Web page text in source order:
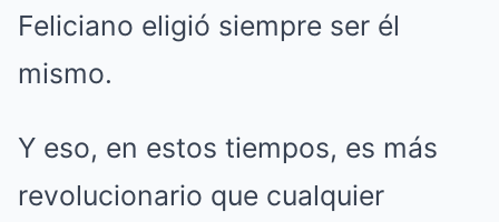
Feliciano eligió siempre ser él
mismo.
Y eso, en estos tiempos, es más
revolucionario que cualquier